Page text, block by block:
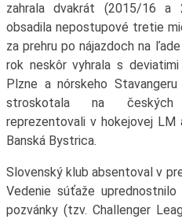
zahrala dvakrát (2015/16 a
obsadila nepostupové tretie
za prehru po nájazdoch na
rok neskôr vyhrala s
Plzne a nórskeho
stroskotala na českých
reprezentovali v hokejovej LM
Banská Bystrica.
Slovenský klub absentoval v
Vedenie súťaže
pozvánky (tzv. Challenger